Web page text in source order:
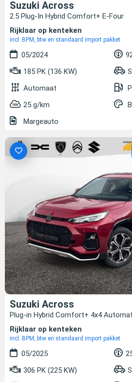
Suzuki Across
2.5 Plug-In Hybrid Comfort+ E-Four
Rijklaar op kenteken
incl. BPM, btw en standaard import pakket
05/2024
185 PK (136 KW)
Automaat
25 g/km
Margeauto
Suzuki Across
Plug-in Hybrid Comfort+ 4x4
Rijklaar op kenteken
incl. BPM, btw en standaard import pakket
05/2025
306 PK (225 KW)